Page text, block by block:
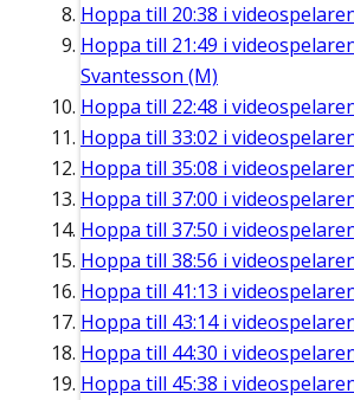
Hoppa till 20:38 i
Hoppa till 21:49 i
Svantesson (M)
Hoppa till 22:48 i
Hoppa till 33:02 i
Hoppa till 35:08 i
Hoppa till 37:00 i
Hoppa till 37:50 i
Hoppa till 38:56 i
Hoppa till 41:13 i
Hoppa till 43:14i
Hoppa till 44:30 i
Hoppa till 45:38 i